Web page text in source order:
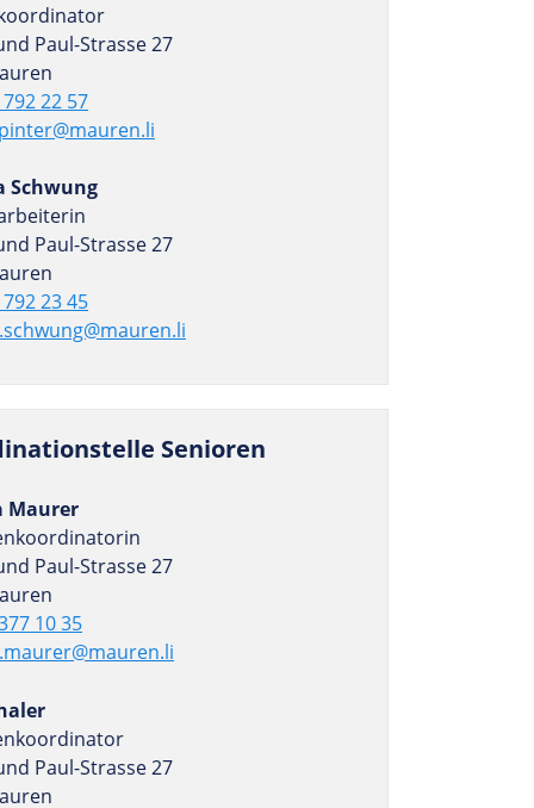
Paul-Strasse 27
22 57
Schwung
Paul-Strasse 27
23 45
Senioren
Maurer
Paul-Strasse 27
10 35
Paul-Strasse 27